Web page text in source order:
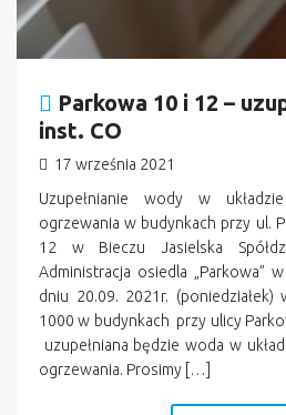
Parkowa 10 i 12 –
inst. CO
17 września 2021
Uzupełnianie wody w
ogrzewania w budynkach przy ul.
12 w Bieczu Jasielska
Administracja osiedla „Parkowa”
dniu 20.09. 2021r.
1000 w budynkach przy ulicy
uzupełniana będzie woda w
ogrzewania. Prosimy […]